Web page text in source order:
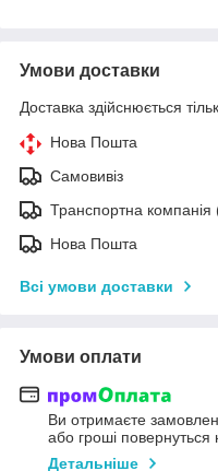
Умови доставки
Доставка здійснюється
Нова Пошта
Самовивіз
Транспортна компанія
Нова Пошта
Всі умови доставки
Умови оплати
Ви отримаєте
або гроші повернуться
Детальніше